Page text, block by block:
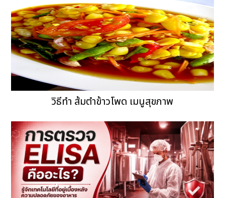
วิธีทำ ส้มตำข้าวโพด เมนูสุขภาพ